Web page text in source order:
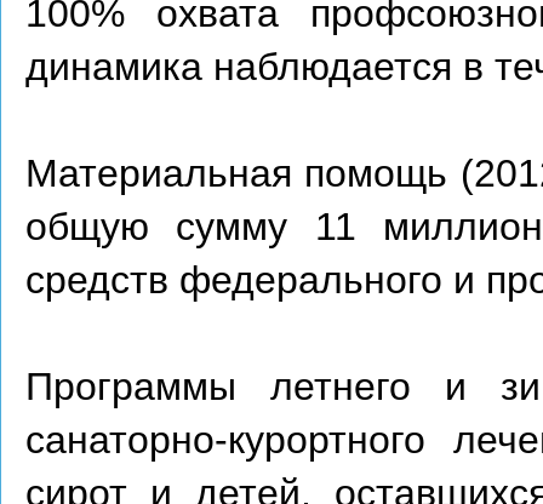
100% охвата
динамика наблюдается в
Материальная помощь
общую сумму 11
средств федерального и
Программы летнего и
санаторно-курортного
сирот и детей,